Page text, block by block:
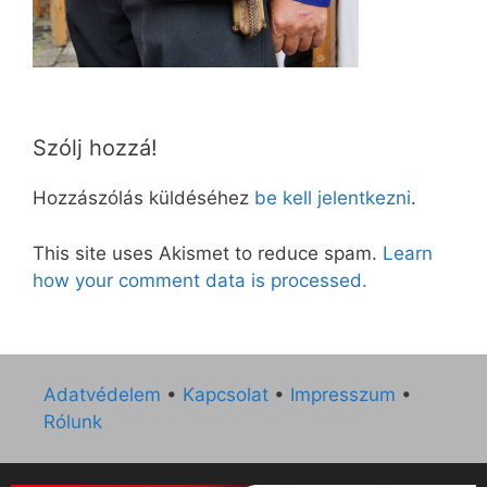
Szólj hozzá!
Hozzászólás küldéséhez be kell jelentkezni.
This site uses Akismet to reduce spam. Learn
how your comment data is processed.
Adatvédelem • Kapcsolat • Impresszum •
Rólunk